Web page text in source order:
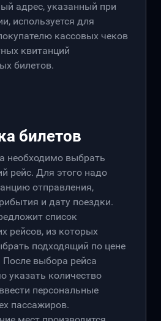
адрес, указанный при
используется для
кассовых чеков
квитанций
билетов.
билетов
необходимо выбрать
рейс. Для этого надо
отправления,
и дату поездки.
список
рейсов, из которых
подходящий по цене
После выбора рейса
указать количество
персональные
пассажиров.